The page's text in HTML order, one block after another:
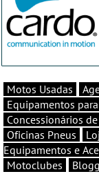
Motos Usadas
Equipamentos
Concessionários
Oficinas Pneus
Equipamentos e
Motoclubes